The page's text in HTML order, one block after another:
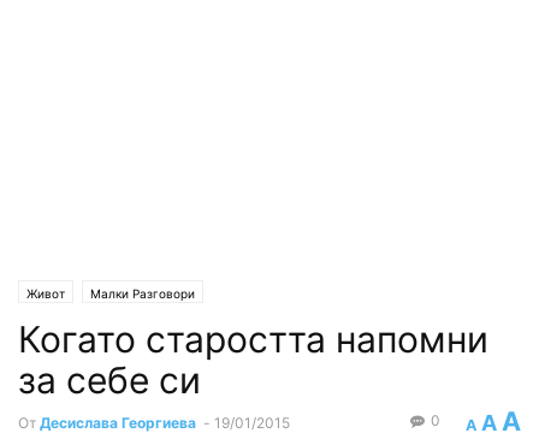
Живот Малки Разговори
Когато старостта напомни
за себе си
От Десислава Георгиева - 19/01/2015 A A A
0